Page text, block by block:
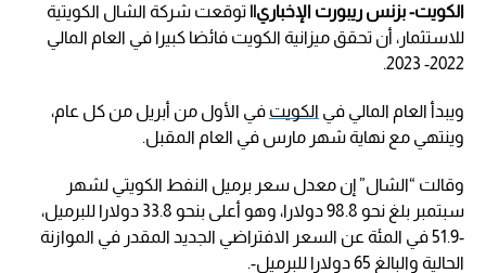
الكويت- بزنس ريبورت الإخباري|| توقعت شركة الشال الكويتية
للاستثمار، أن تحقق ميزانية الكويت فائضا كبيرا في العام المالي
2022- 2023.
ويبدأ العام المالي في الكويت في الأول من أبريل من كل عام،
وينتهي مع نهاية شهر مارس في العام المقبل.
وقالت “الشال” إن معدل سعر برميل النفط الكويتي لشهر
سبتمبر بلغ نحو 98.8 دولارا، وهو أعلى بنحو 33.8 دولارا للبرميل،
-51.9 في المئة عن السعر الافتراضي الجديد المقدر في الموازنة
الحالية والبالغ 65 دولارا للبرميل-.